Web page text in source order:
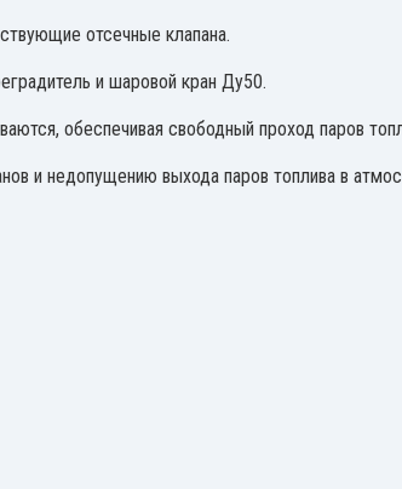
отсечные клапана.
и шаровой кран Ду50.
обеспечивая свободный проход паров
и недопущению выхода паров топлива в